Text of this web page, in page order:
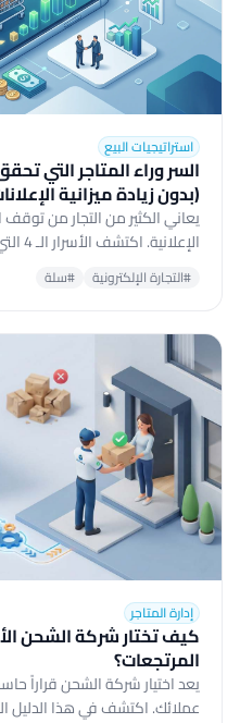
استراتيجيات البيع
السر وراء المتاجر التي
(بدون زيادة ميزانية
يعاني الكثير من التجار من
الإعلانية. اكتشف الأسرار الـ 4 التي تعتمد عليها ال...
#التجارة الإلكترونية #سلة
إدارة المتاجر
كيف تختار شركة الشحن
المرتجعات؟
يعد اختيار شركة الشحن قراراً
عملائك. اكتشف في هذا الدليل